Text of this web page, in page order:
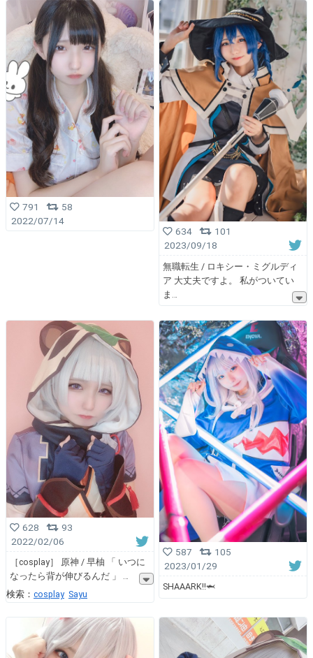
791
58
2022/07/14
634
101
2023/09/18
無職転生 / ロキシー・ミグルディ
ア 大丈夫ですよ。 私がついてい
ま
628
93
2022/02/06
［cosplay］ 原神 / 早柚 「 いつに
なったら背が伸びるんだ 」
検索： cosplay Sayu
587
105
2023/01/29
SHAAARK!!🦈